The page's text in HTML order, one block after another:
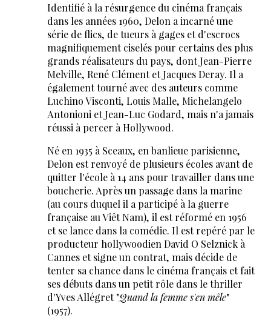
Identifié à la résurgence du cinéma français
dans les années 1960, Delon a incarné une
série de flics, de tueurs à gages et d'escrocs
magnifiquement ciselés pour certains des plus
grands réalisateurs du pays, dont Jean-Pierre
Melville, René Clément et Jacques Deray. Il a
également tourné avec des auteurs comme
Luchino Visconti, Louis Malle, Michelangelo
Antonioni et Jean-Luc Godard, mais n'a jamais
réussi à percer à Hollywood.
Né en 1935 à Sceaux, en banlieue parisienne,
Delon est renvoyé de plusieurs écoles avant de
quitter l'école à 14 ans pour travailler dans une
boucherie. Après un passage dans la marine
(au cours duquel il a participé à la guerre
française au Viêt Nam), il est réformé en 1956
et se lance dans la comédie. Il est repéré par le
producteur hollywoodien David O Selznick à
Cannes et signe un contrat, mais décide de
tenter sa chance dans le cinéma français et fait
ses débuts dans un petit rôle dans le thriller
d'Yves Allégret "Quand la femme s'en mêle"
(1957).